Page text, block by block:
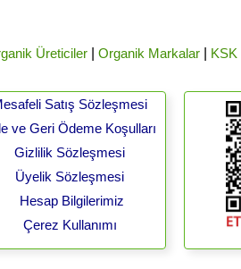
Üreticiler| Organik Markalar| KSK
Satış Sözleşmesi
ve Geri Ödeme Koşulları
Gizlilik Sözleşmesi
Üyelik Sözleşmesi
Hesap Bilgilerimiz
Çerez Kullanımı